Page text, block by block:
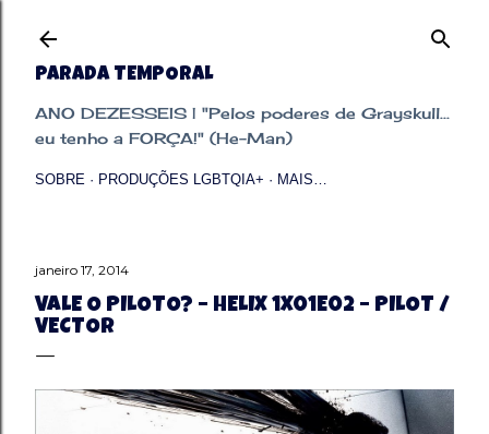
PARADA TEMPORAL
ANO DEZESSEIS | "Pelos poderes de Grayskull...
eu tenho a FORÇA!" (He-Man)
SOBRE PRODUÇÕES LGBTQIA+ MAIS…
janeiro 17, 2014
VALE O PILOTO? – HELIX 1X01E02 – PILOT /
VECTOR